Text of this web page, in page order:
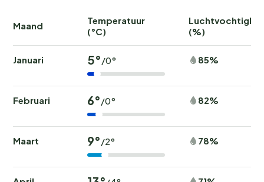
Maand
Temperatuur
(°C)
(%)
Januari 5°/0° 85%
Februari 6°/0° 82%
Maart 9°/2° 78%